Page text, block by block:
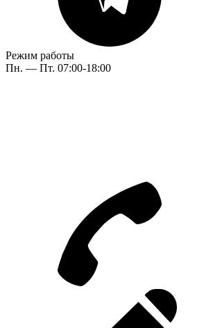
Режим работы
Пн. — Пт. 07:00-18:00